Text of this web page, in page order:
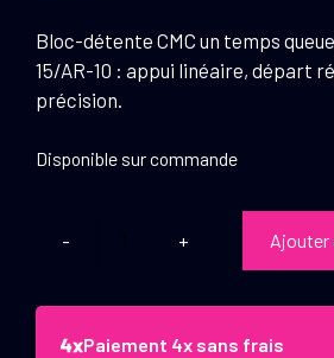
Bloc-détente CMC un temps
15/AR-10 : appui linéaire, départ
précision.
Disponible sur commande
quantité
Bloc
détente
Ajouter
Paiement 4x sans frais